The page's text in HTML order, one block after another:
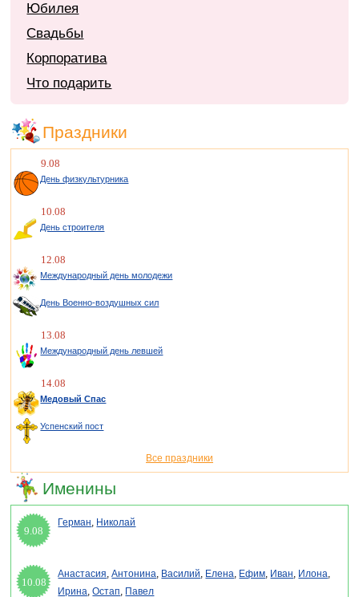
Юбилея
Свадьбы
Корпоратива
Что подарить
Праздники
9.08
День физкультурника
10.08
День строителя
12.08
Международный день молодежи
День Военно-воздушных сил
13.08
Международный день левшей
14.08
Медовый Спас
Успенский пост
Все праздники
Именины
9.08
Герман, Николай
10.08
Анастасия,Антонина, Василий, Елена, Ефим, Иван, Илона,
Ирина,Остап, Павел